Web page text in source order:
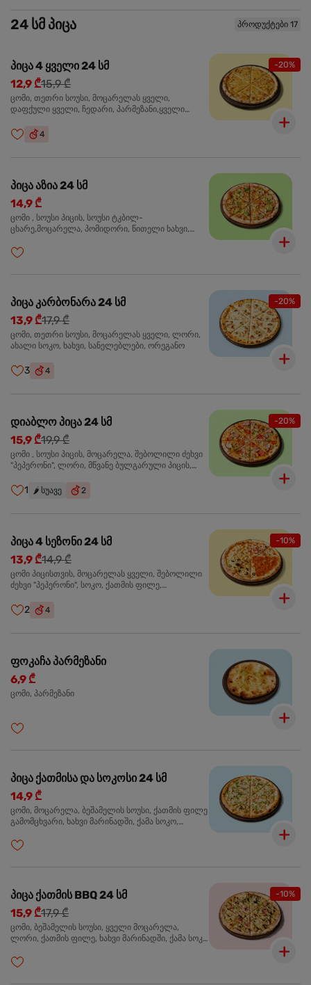
24 სმ პიცა პროდუქტები 17
-20%
პიცა 4 ყველი 24 სმ
12,9 ₾15,9 ₾
ცომი, თეთრი სოუსი, მოცარელას ყველი,
დაფქული ყველი, ჩედარი, პარმეზანი,ყველი
4
პიცა აზია 24 სმ
14,9 ₾
ცომი , სოუსი პიცის, სოუსი ტკბილ-
ცხარე,მოცარელა, პომიდორი, წითელი ხახვი,
სეზამის მარცვლის ნაზავი, ქინძი, ორეგანო
-20%
პიცა კარბონარა 24 სმ
13,9 ₾17,9 ₾
ცომი, თეთრი სოუსი, მოცარელას ყველი, ლორი,
ახალი სოკო, ხახვი, სანელებლები, ორეგანო
3 4
-20%
დიაბლო პიცა 24 სმ
15,9 ₾19,9 ₾
ცომი , სოუსი პიცის, მოცარელა, შებოლილი ძეხვი
"პეპერონი", ლორი, მწვანე ბულგარული პიცის,
1 🌶️ სუავე 2
-10%
პიცა 4 სეზონი 24 სმ
13,9 ₾14,9 ₾
ცომი პიცისთვის, მოცარელას ყველი, შებოლილი
ძეხვი "პეპერონი", სოკო, ქათმის ფილე,
2 4
ფოკაჩა პარმეზანი
6,9 ₾
ცომი, პარმეზანი
პიცა ქათმისა და სოკოსი 24 სმ
14,9 ₾
ცომი, მოცარელა, ბეშამელის სოუსი, ქათმის ფილე
გამომცხვარი, ხახვი მარინადში, ქამა სოკო,
-10%
პიცა ქათმის BBQ 24 სმ
15,9 ₾17,9 ₾
ცომი, ბეშამელის სოუსი, ყველი მოცარელა,
ლორი, ქათმის ფილე, ხახვი მარინადში, ქამა სოკო